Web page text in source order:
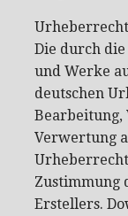
Urheberrecht
Die durch
und Werke
deutschen
Verwertung
Zustimmung
Erstellers.